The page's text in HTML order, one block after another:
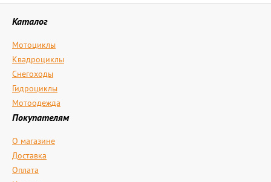
Каталог
Мотоциклы
Квадроциклы
Снегоходы
Гидроциклы
Мотоодежда
Покупателям
О магазине
Доставка
Оплата